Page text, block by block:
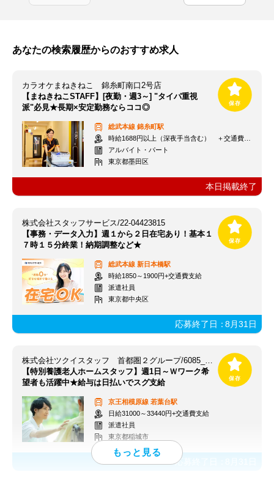
あなたの検索履歴からのおすすめ求人
カラオケまねきねこ 錦糸町南口2号店
【まねきねこSTAFF】[夜勤・週3～] "タイパ重視
派"必見★長期×安定勤務ならココ◎
総武本線 錦糸町駅
時給1688円以上（深夜手当含む） ＋交通費支給
アルバイト・パート
東京都墨田区
本日掲載終了
株式会社スタッフサービス/22-04423815
【事務・データ入力】週１から２日在宅あり！基本１
７時１５分終業！納期調整など★
総武本線 新日本橋駅
時給1850～1900円+交通費支給
派遣社員
東京都中央区
応募終了日：8月31日
株式会社ツクイスタッフ 首都圏２グループ/6085_403331
【特別養護老人ホームスタッフ】週1日～Ｗワーク希
望者も活躍中★給与は日払いでスグ支給
京王相模原線 若葉台駅
日給31000～33440円+交通費支給
派遣社員
東京都稲城市
応募終了日：